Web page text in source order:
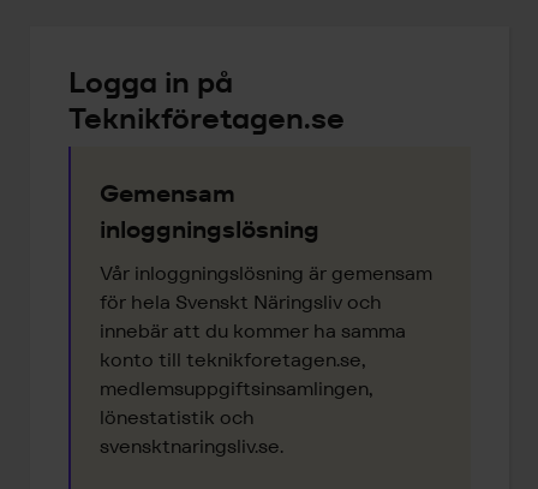
Logga in på
Teknikföretagen.se
Gemensam
inloggningslösning
Vår inloggningslösning är gemensam
för hela Svenskt Näringsliv och
innebär att du kommer ha samma
konto till teknikforetagen.se,
medlemsuppgiftsinsamlingen,
lönestatistik och
svensktnaringsliv.se.